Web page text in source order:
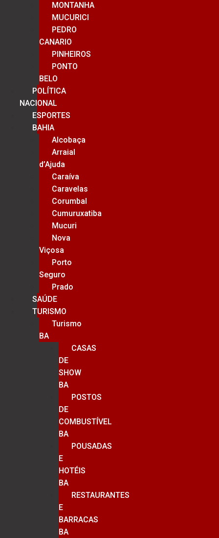
MONTANHA
MUCURICI
PEDRO
CANARIO
PINHEIROS
PONTO
BELO
POLÍTICA
NACIONAL
ESPORTES
BAHIA
Alcobaça
Arraial
d’Ajuda
Caraíva
Caravelas
Corumbal
Cumuruxatiba
Mucuri
Nova
Viçosa
Porto
Seguro
Prado
SAÚDE
TURISMO
Turismo
BA
CASAS
DE
SHOW
BA
POSTOS
DE
COMBUSTÍVEL
BA
POUSADAS
E
HOTÉIS
BA
RESTAURANTES
E
BARRACAS
BA